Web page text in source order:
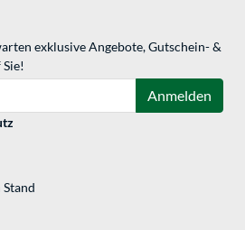
exklusive Angebote, Gutschein- &
Anmelden